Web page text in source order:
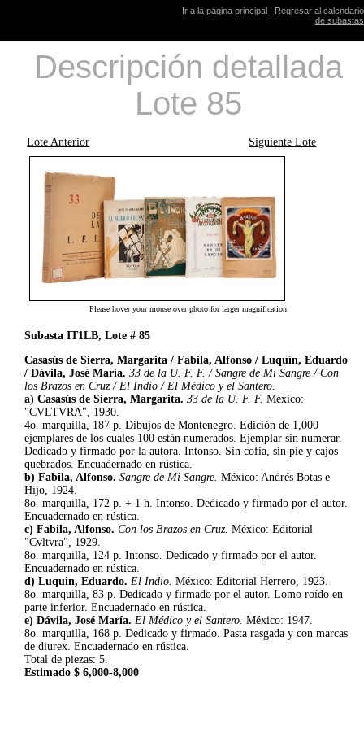
Ir a la página principal | Regresar al calendario
de subastas
Descripción detallada
Lote 85
Lote Anterior Siguiente Lote
Please hover your mouse over photo for larger magnification
Subasta IT1LB, Lote # 85
Casasús de Sierra, Margarita / Fabila, Alfonso / Luquín, Eduardo
/ Dávila, José María. 33 de la U. F. F. / Sangre de Mi Sangre / Con
los Brazos en Cruz / El Indio / El Médico y el Santero.
a) Casasús de Sierra, Margarita. 33 de la U. F. F.México:
"CVLTVRA", 1930.
4o. marquilla, 187 p. Dibujos de Montenegro. Edición de 1,000
ejemplares de los cuales 100 están numerados. Ejemplar sin numerar.
Dedicado y firmado por la autora. Intonso. Sin cofia, sin pie y cajos
quebrados. Encuadernado en rústica.
b) Fabila, Alfonso. Sangre de Mi Sangre.México: Andrés Botas e
Hijo, 1924.
8o. marquilla, 172 p. + 1 h. Intonso. Dedicado y firmado por el autor.
Encuadernado en rústica.
c) Fabila, Alfonso. Con los Brazos en Cruz.México: Editorial
"Cvltvra", 1929.
8o. marquilla, 124 p. Intonso. Dedicado y firmado por el autor.
Encuadernado en rústica.
d) Luquin, Eduardo. El Indio.México: Editorial Herrero, 1923.
8o. marquilla, 83 p. Dedicado y firmado por el autor. Lomo roído en
parte inferior. Encuadernado en rústica.
e) Dávila, José María. El Médico y el Santero.México: 1947.
8o. marquilla, 168 p. Dedicado y firmado. Pasta rasgada y con marcas
de diurex. Encuadernado en rústica.
Total de piezas: 5.
Estimado $ 6,000-8,000